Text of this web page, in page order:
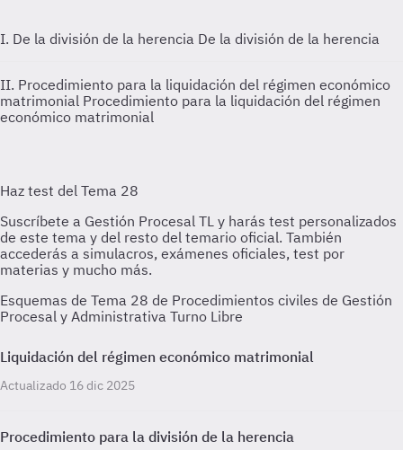
I. De la división de la herencia De la división de la herencia
II. Procedimiento para la liquidación del régimen económico
matrimonial Procedimiento para la liquidación del régimen
económico matrimonial
Esquemas de Tema 28 de Procedimientos civiles de Gestión
Procesal y Administrativa Turno Libre
Liquidación del régimen económico matrimonial
Actualizado 16 dic 2025
Procedimiento para la división de la herencia